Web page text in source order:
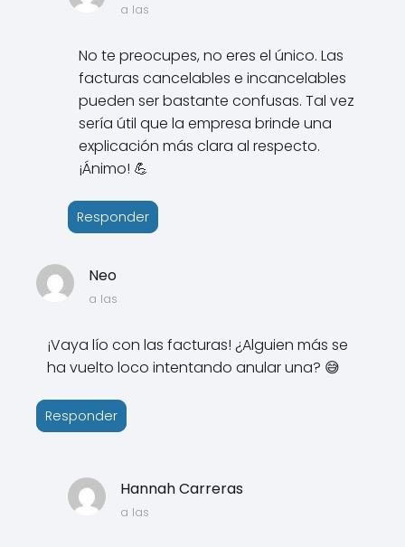
a las
No te preocupes, no eres el único. Las
facturas cancelables e incancelables
pueden ser bastante confusas. Tal vez
sería útil que la empresa brinde una
explicación más clara al respecto.
¡Ánimo! 💪
Responder
Neo
a las
¡Vaya lío con las facturas! ¿Alguien más se
ha vuelto loco intentando anular una? 😅
Responder
Hannah Carreras
a las